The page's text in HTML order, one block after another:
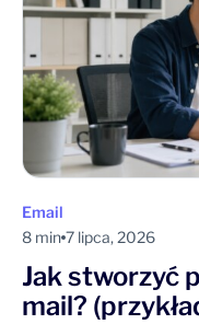
Email
8 min 7 lipca, 2026
Jak stworzyć
mail?